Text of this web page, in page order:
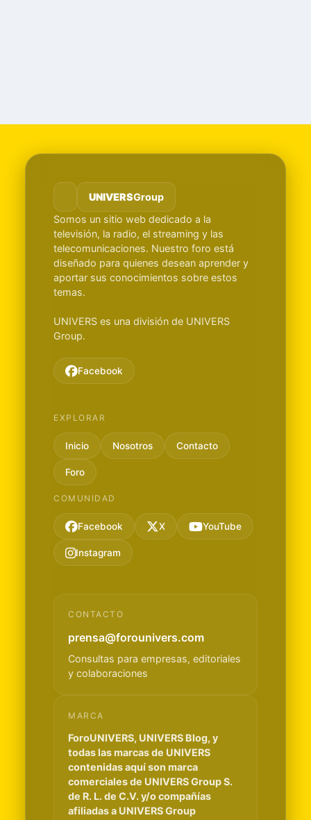
UNIVERSGroup
Somos un sitio web dedicado a la
televisión, la radio, el streaming y las
telecomunicaciones. Nuestro foro está
diseñado para quienes desean aprender y
aportar sus conocimientos sobre estos
temas.
UNIVERS es una división de UNIVERS
Group.
Facebook
EXPLORAR
Inicio Nosotros Contacto
Foro
COMUNIDAD
Facebook X YouTube
Instagram
CONTACTO
prensa@forounivers.com
Consultas para empresas, editoriales
y colaboraciones
MARCA
ForoUNIVERS, UNIVERS Blog, y
todas las marcas de UNIVERS
contenidas aquí son marca
comerciales de UNIVERS Group S.
de R. L. de C.V. y/o compañías
afiliadas a UNIVERS Group